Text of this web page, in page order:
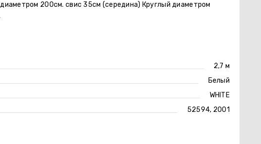
200см. свис 35см (середина) Круглый диаметром
2,7 м
Белый
WHITE
52594, 2001